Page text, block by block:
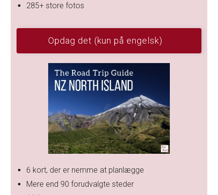
285+ store fotos
Opdag det (kun på engelsk)
6 kort, der er nemme at planlægge
Mere end 90 forudvalgte steder